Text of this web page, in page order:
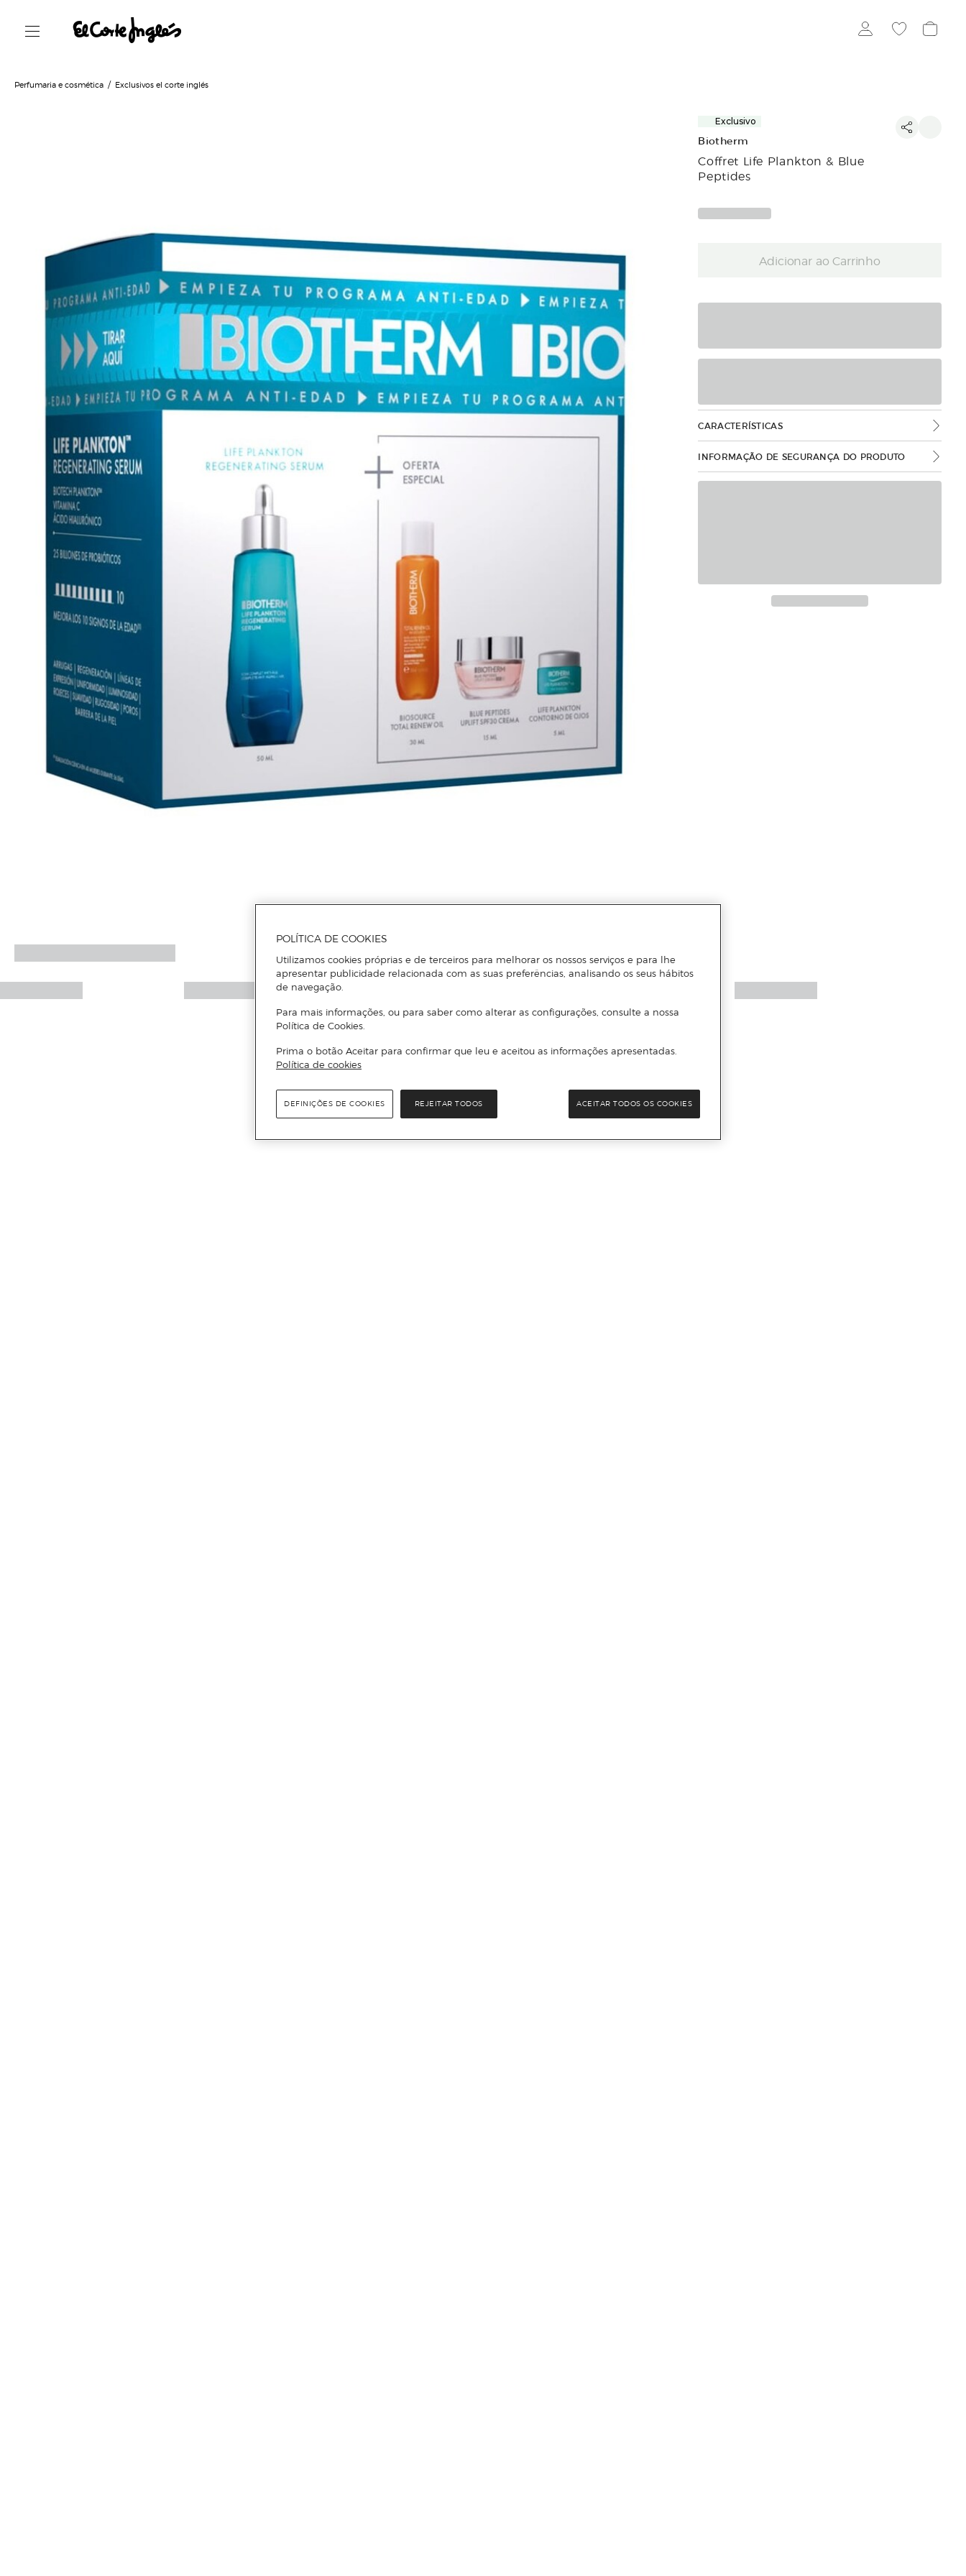
Perfumaria e cosmética Exclusivos el corte inglés
Exclusivo
Biotherm
Coffret Life Plankton & Blue
Peptides
Adicionar ao Carrinho
CARACTERÍSTICAS
INFORMAÇÃO DE SEGURANÇA DO PRODUTO
POLÍTICA DE COOKIES
Utilizamos cookies próprias e de terceiros para melhorar os nossos serviços e para lhe
apresentar publicidade relacionada com as suas preferências, analisando os seus hábitos
de navegação.
Para mais informações, ou para saber como alterar as configurações, consulte a nossa
Política de Cookies.
Prima o botão Aceitar para confirmar que leu e aceitou as informações apresentadas.
Política de cookies
REJEITAR TODOS ACEITAR TODOS OS COOKIES
DEFINIÇÕES DE COOKIES